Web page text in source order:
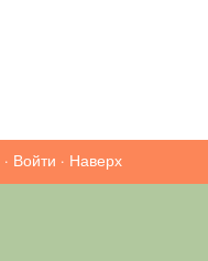
· Войти · Наверх